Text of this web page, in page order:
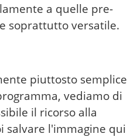
a quelle pre-
soprattutto versatile.
piuttosto semplice
vediamo di
il ricorso alla
salvare l'immagine qui